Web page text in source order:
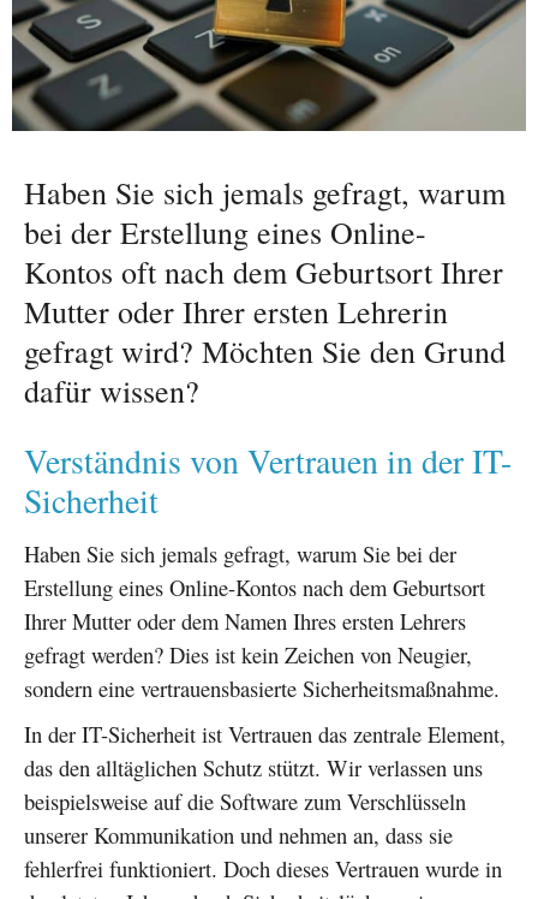
Haben Sie sich jemals gefragt, warum
bei der Erstellung eines Online-
Kontos oft nach dem Geburtsort Ihrer
Mutter oder Ihrer ersten Lehrerin
gefragt wird? Möchten Sie den Grund
dafür wissen?
Verständnis von Vertrauen in der IT-
Sicherheit
Haben Sie sich jemals gefragt, warum Sie bei der
Erstellung eines Online-Kontos nach dem Geburtsort
Ihrer Mutter oder dem Namen Ihres ersten Lehrers
gefragt werden? Dies ist kein Zeichen von Neugier,
sondern eine vertrauensbasierte Sicherheitsmaßnahme.
In der IT-Sicherheit ist Vertrauen das zentrale Element,
das den alltäglichen Schutz stützt. Wir verlassen uns
beispielsweise auf die Software zum Verschlüsseln
unserer Kommunikation und nehmen an, dass sie
fehlerfrei funktioniert. Doch dieses Vertrauen wurde in